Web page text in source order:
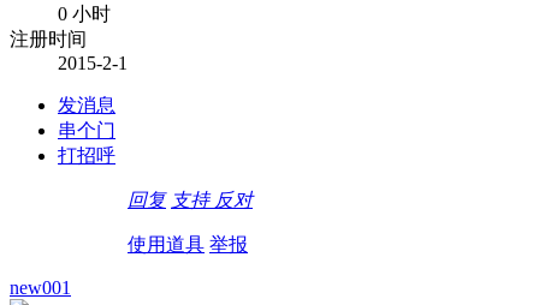
0 小时
注册时间
2015-2-1
发消息
串个门
打招呼
回复 支持 反对
使用道具 举报
new001